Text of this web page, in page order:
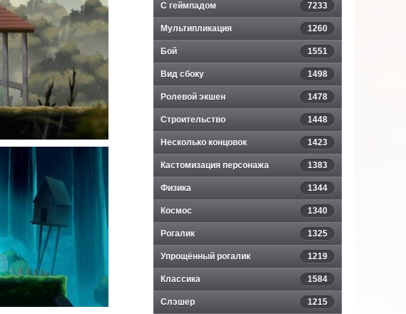
С геймпадом 7233
Мультипликация 1260
Бой 1551
Вид сбоку 1498
Ролевой экшен 1478
Строительство 1448
Несколько концовок 1423
Кастомизация персонажа 1383
Физика 1344
Космос 1340
Рогалик 1325
Упрощённый рогалик 1219
Классика 1584
Слэшер 1215